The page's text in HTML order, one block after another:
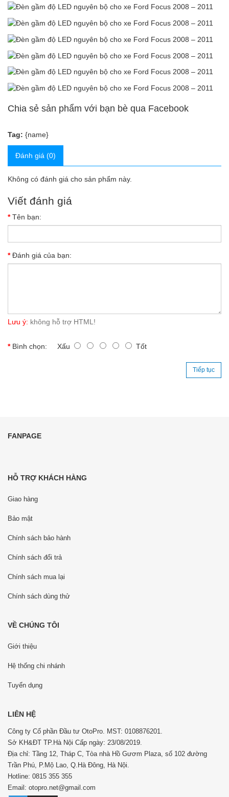
Chia sẻ sản phẩm với bạn bè qua Facebook
Tag: {name}
Đánh giá (0)
Không có đánh giá cho sản phẩm này.
Viết đánh giá
Tên bạn:
Đánh giá của bạn:
Lưu ý: không hỗ trợ HTML!
Bình chọn: Xấu Tốt
Tiếp tục
FANPAGE
HỖ TRỢ KHÁCH HÀNG
Giao hàng
Bảo mật
Chính sách bảo hành
Chính sách đổi trả
Chính sách mua lại
Chính sách dùng thử
VỀ CHÚNG TÔI
Giới thiệu
Hệ thống chi nhánh
Tuyển dụng
LIÊN HỆ
Công ty Cổ phần Đầu tư OtoPro. MST: 0108876201.
Sở KH&ĐT TP.Hà Nội Cấp ngày: 23/08/2019.
Địa chỉ: Tầng 12, Tháp C, Tòa nhà Hồ Gươm Plaza, số 102 đường
Trần Phú, P.Mộ Lao, Q.Hà Đông, Hà Nội.
Hotline: 0815 355 355
Email: otopro.net@gmail.com